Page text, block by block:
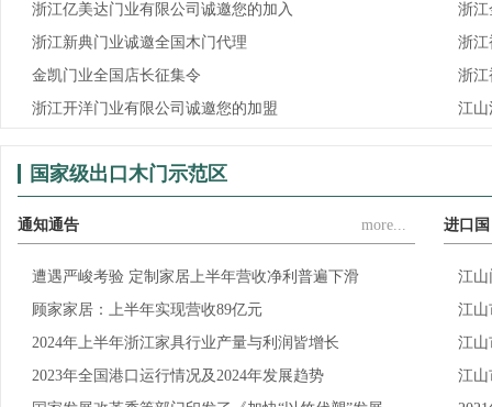
浙江亿美达门业有限公司诚邀您的加入
浙江新典门业诚邀全国木门代理
金凯门业全国店长征集令
浙江开洋门业有限公司诚邀您的加盟
浙江
浙江
浙江
江山
国家级出口木门示范区
通知通告 more...
遭遇严峻考验 定制家居上半年营收净利普遍下滑
顾家家居：上半年实现营收89亿元
2024年上半年浙江家具行业产量与利润皆增长
2023年全国港口运行情况及2024年发展趋势
进口
江山
江山
江山
江山